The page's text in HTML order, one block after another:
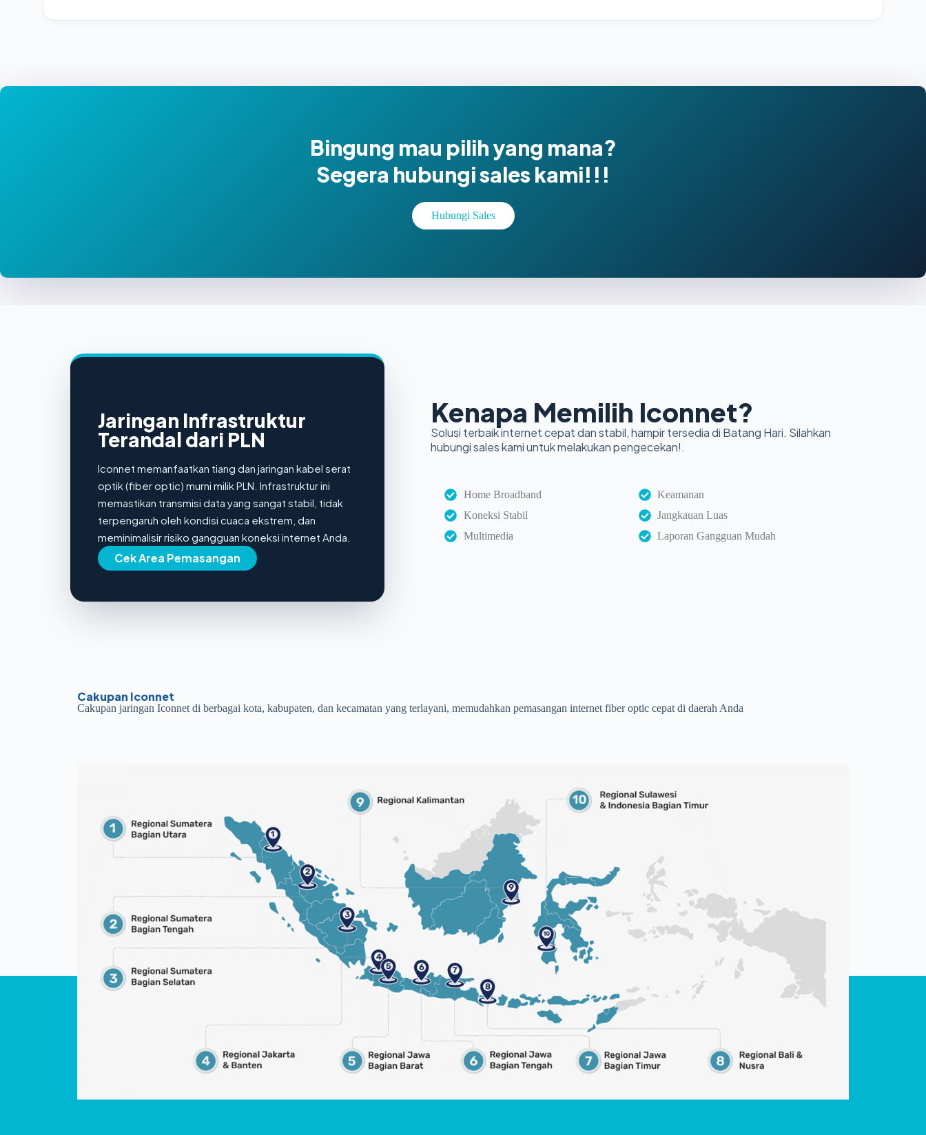
Bingung mau pilih yang mana?
Segera hubungi sales kami!!!
Hubungi Sales
Jaringan Infrastruktur
Terandal dari PLN
Iconnet memanfaatkan tiang dan jaringan kabel serat
optik (fiber optic) murni milik PLN. Infrastruktur ini
memastikan transmisi data yang sangat stabil, tidak
terpengaruh oleh kondisi cuaca ekstrem, dan
meminimalisir risiko gangguan koneksi internet Anda.
Cek Area Pemasangan
Kenapa Memilih Iconnet?
Solusi terbaik internet cepat dan stabil, hampir tersedia di Batang Hari. Silahkan
hubungi sales kami untuk melakukan pengecekan!.
Home Broadband
Koneksi Stabil
Multimedia
Keamanan
Jangkauan Luas
Laporan Gangguan Mudah
Cakupan Iconnet
Cakupan jaringan Iconnet di berbagai kota, kabupaten, dan kecamatan yang terlayani, memudahkan pemasangan internet fiber optic cepat di daerah Anda